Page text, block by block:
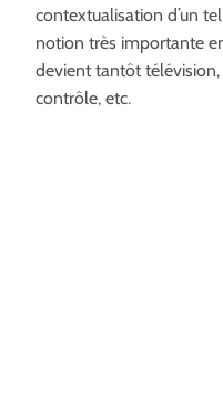
contextualisation d’un
notion très importante
devient tantôt télévision,
contrôle, etc.